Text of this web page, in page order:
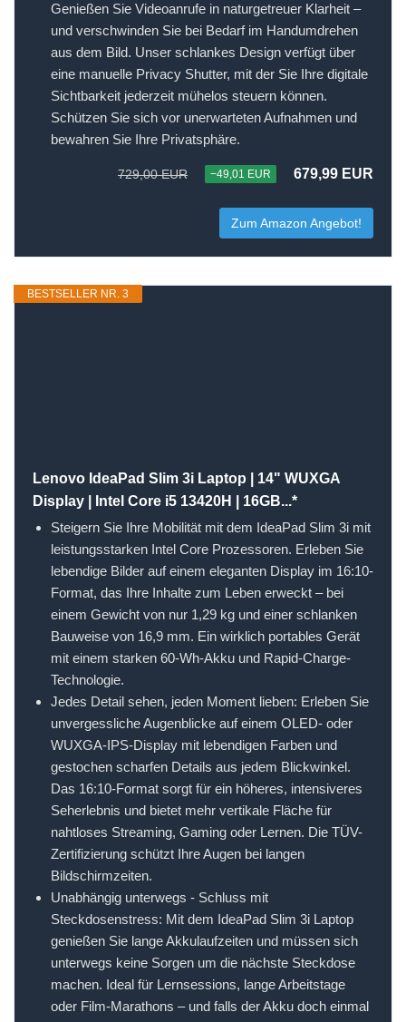
Genießen Sie Videoanrufe in naturgetreuer Klarheit –
und verschwinden Sie bei Bedarf im Handumdrehen
aus dem Bild. Unser schlankes Design verfügt über
eine manuelle Privacy Shutter, mit der Sie Ihre digitale
Sichtbarkeit jederzeit mühelos steuern können.
Schützen Sie sich vor unerwarteten Aufnahmen und
bewahren Sie Ihre Privatsphäre.
729,00 EUR −49,01 EUR 679,99 EUR
Zum Amazon Angebot!
BESTSELLER NR. 3
Lenovo IdeaPad Slim 3i Laptop | 14" WUXGA
Display | Intel Core i5 13420H | 16GB...*
Steigern Sie Ihre Mobilität mit dem IdeaPad Slim 3i mit
leistungsstarken Intel Core Prozessoren. Erleben Sie
lebendige Bilder auf einem eleganten Display im 16:10-
Format, das Ihre Inhalte zum Leben erweckt – bei
einem Gewicht von nur 1,29 kg und einer schlanken
Bauweise von 16,9 mm. Ein wirklich portables Gerät
mit einem starken 60-Wh-Akku und Rapid-Charge-
Technologie.
Jedes Detail sehen, jeden Moment lieben: Erleben Sie
unvergessliche Augenblicke auf einem OLED- oder
WUXGA-IPS-Display mit lebendigen Farben und
gestochen scharfen Details aus jedem Blickwinkel.
Das 16:10-Format sorgt für ein höheres, intensiveres
Seherlebnis und bietet mehr vertikale Fläche für
nahtloses Streaming, Gaming oder Lernen. Die TÜV-
Zertifizierung schützt Ihre Augen bei langen
Bildschirmzeiten.
Unabhängig unterwegs - Schluss mit
Steckdosenstress: Mit dem IdeaPad Slim 3i Laptop
genießen Sie lange Akkulaufzeiten und müssen sich
unterwegs keine Sorgen um die nächste Steckdose
machen. Ideal für Lernsessions, lange Arbeitstage
oder Film-Marathons – und falls der Akku doch einmal